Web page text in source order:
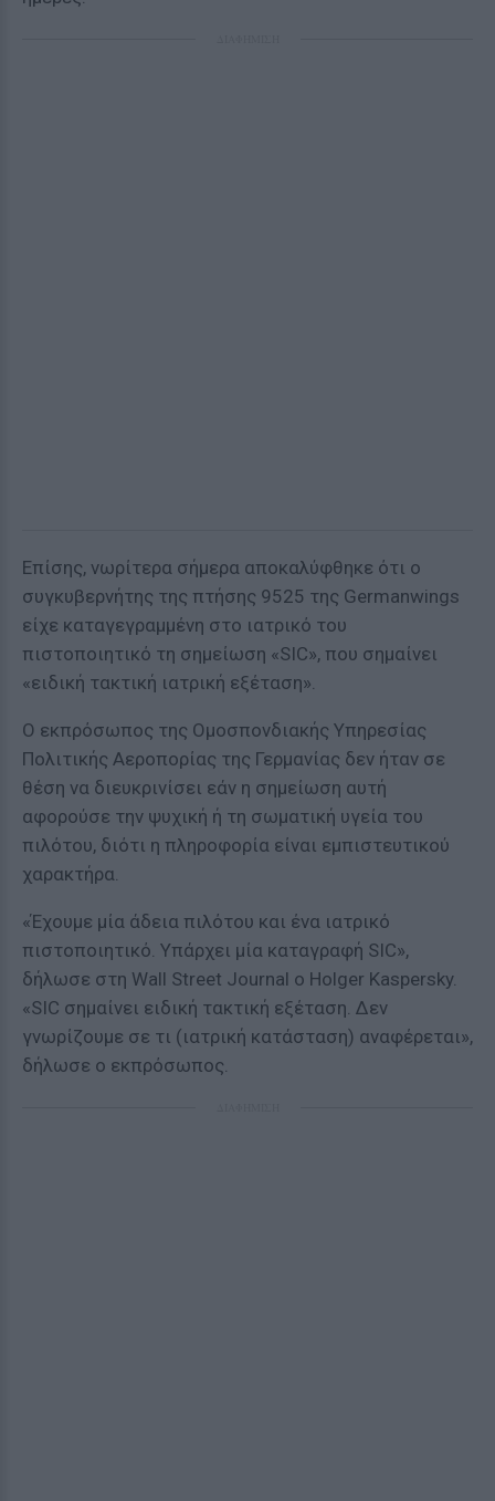
Επίσης, νωρίτερα σήμερα αποκαλύφθηκε ότι ο
συγκυβερνήτης της πτήσης 9525 της Germanwings
είχε καταγεγραμμένη στο ιατρικό του
πιστοποιητικό τη σημείωση «SIC», που σημαίνει
«ειδική τακτική ιατρική εξέταση».
Ο εκπρόσωπος της Ομοσπονδιακής Υπηρεσίας
Πολιτικής Αεροπορίας της Γερμανίας δεν ήταν σε
θέση να διευκρινίσει εάν η σημείωση αυτή
αφορούσε την ψυχική ή τη σωματική υγεία του
πιλότου, διότι η πληροφορία είναι εμπιστευτικού
χαρακτήρα.
«Έχουμε μία άδεια πιλότου και ένα ιατρικό
πιστοποιητικό. Υπάρχει μία καταγραφή SIC»,
δήλωσε στη Wall Street Journal ο Holger Kaspersky.
«SIC σημαίνει ειδική τακτική εξέταση. Δεν
γνωρίζουμε σε τι (ιατρική κατάσταση) αναφέρεται»,
δήλωσε ο εκπρόσωπος.